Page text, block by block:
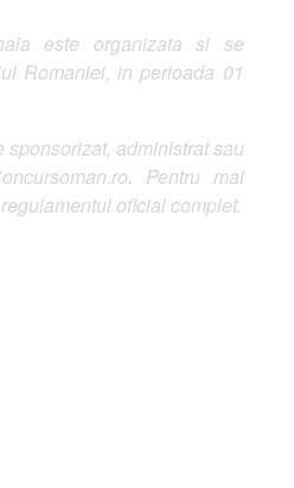
organizata si se
in perioada 01
administrat sau
Pentru mai
oficial complet.